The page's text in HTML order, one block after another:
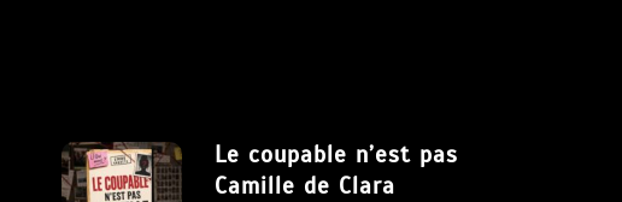
Le coupable n’est pas
Camille de Clara